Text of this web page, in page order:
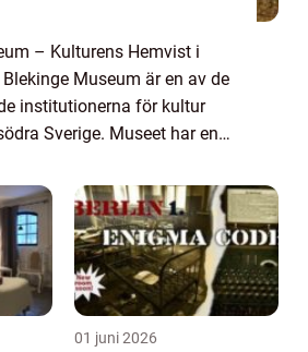
– Kulturens Hemvist i
Museum är en av de
institutionerna för kultur
Sverige. Museet har en
av spännand...
01 juni 2026